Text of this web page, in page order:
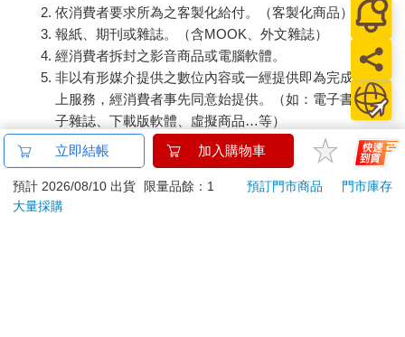
依消費者要求所為之客製化給付。（客製化商品）
報紙、期刊或雜誌。（含MOOK、外文雜誌）
經消費者拆封之影音商品或電腦軟體。
非以有形媒介提供之數位內容或一經提供即為完成之線
上服務，經消費者事先同意始提供。（如：電子書、電
子雜誌、下載版軟體、虛擬商品…等）
已拆封之個人衛生用品。（如：內衣褲、刮鬍刀、除毛
刀…等）
若非上列種類商品，均享有到貨7天的猶豫期（含例假
日）。
立即結帳 加入購物車
預計 2026/08/10 出貨 限量品餘：1 預訂門市商品
門市庫存
大量採購